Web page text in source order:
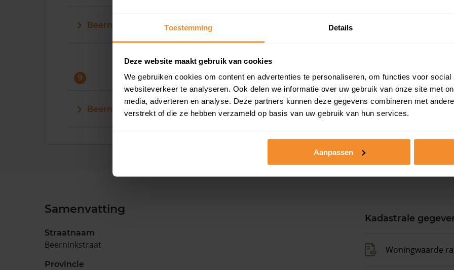
Toestemming Details
Deze website maakt gebruik van cookies
We gebruiken cookies om content en advertenties te personaliseren, om functies voor
websiteverkeer te analyseren. Ook delen we informatie over uw gebruik van onze site met
media, adverteren en analyse. Deze partners kunnen deze gegevens combineren met
verstrekt of die ze hebben verzameld op basis van uw gebruik van hun services.
Aanpassen
Beerninkstraat 8
9
Beerninkstraat 9
Samenvatting
Straatnaam
Beerninkstraat
Provincie
Kadastrale
Woningwaarde